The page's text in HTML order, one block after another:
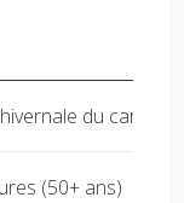
du caribou
(50+ ans)